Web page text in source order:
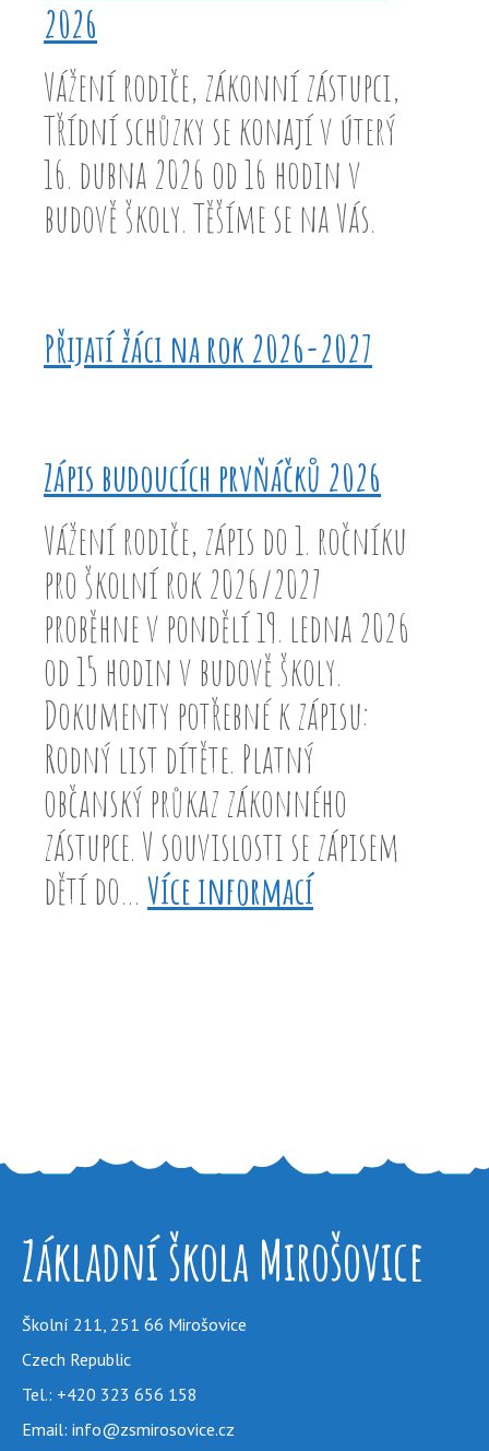
2026
Vážení rodiče, zákonní zástupci,
Třídní schůzky se konají v úterý
16. dubna 2026 od 16 hodin v
budově školy. Těšíme se na Vás.
Přijatí žáci na rok 2026-2027
Zápis budoucích prvňáčků 2026
Vážení rodiče, zápis do 1. ročníku
pro školní rok 2026/2027
proběhne v pondělí 19. ledna 2026
od 15 hodin v budově školy.
Dokumenty potřebné k zápisu:
Rodný list dítěte. Platný
občanský průkaz zákonného
zástupce. V souvislosti se zápisem
dětí do… Více informací:
Základní škola Mirošovice
Školní 211, 251 66 Mirošovice
Czech Republic
Tel.: +420 323 656 158
Email: info@zsmirosovice.cz